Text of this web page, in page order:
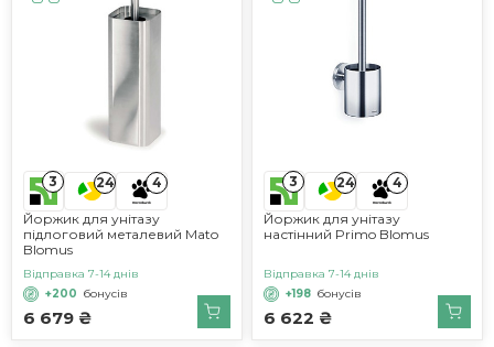
3 24 4
Йоржик для унітазу
підлоговий металевий Mato
Blomus
6 679 ₴
Відправка 7-14 днів
+200 бонусів
3 24 4
Йоржик для унітазу
настінний Primo Blomus
6 622 ₴
Відправка 7-14 днів
+198 бонусів